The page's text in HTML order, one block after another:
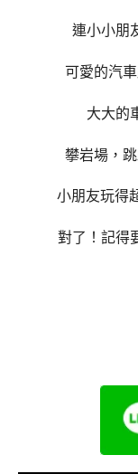
連小小朋
可愛的汽
大大的
攀岩場，
小朋友玩得
對了！記得